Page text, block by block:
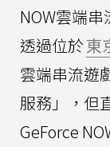
NOW雲端
透過位於東
雲端串流遊
服務」，但
GeForce